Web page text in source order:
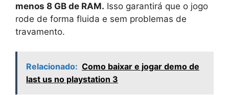
menos 8 GB de RAM. Isso garantirá que o jogo
rode de forma fluida e sem problemas de
travamento.
Relacionado: Como baixar e jogar demo de
last us no playstation 3